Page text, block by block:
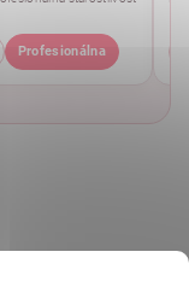
Profesionálna